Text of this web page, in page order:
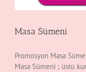
Masa Sümeni
Promosyon Masa
Masa Sümeni ; üstü